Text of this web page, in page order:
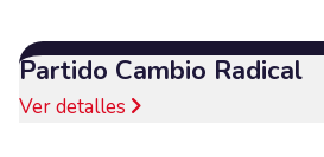
Partido Cambio Radical
Ver detalles